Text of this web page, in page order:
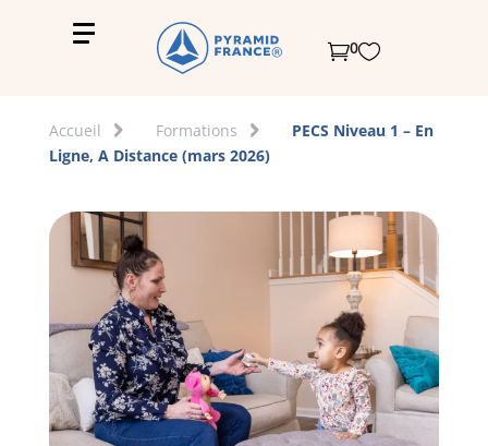
0
Accueil Formations
PECS Niveau 1 – En
Ligne, A Distance (mars 2026)